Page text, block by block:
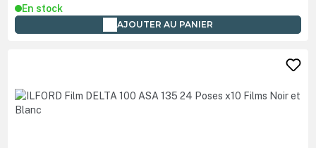
En stock
AJOUTER AU PANIER